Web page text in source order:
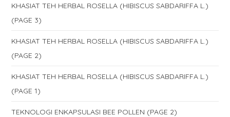
KHASIAT TEH HERBAL ROSELLA (HIBISCUS SABDARIFFA L.)
(PAGE 3)
KHASIAT TEH HERBAL ROSELLA (HIBISCUS SABDARIFFA L.)
(PAGE 2)
KHASIAT TEH HERBAL ROSELLA (HIBISCUS SABDARIFFA L.)
(PAGE 1)
TEKNOLOGI ENKAPSULASI BEE POLLEN (PAGE 2)